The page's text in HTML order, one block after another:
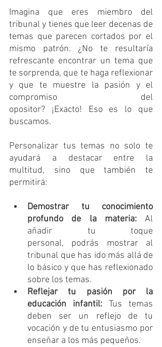
Imagina que eres miembro del
tribunal y tienes que leer decenas de
temas que parecen cortados por el
mismo patrón. ¿No te resultaría
refrescante encontrar un tema que
te sorprenda, que te haga reflexionar
y que te muestre la pasión y el
compromiso del
opositor? ¡Exacto! Eso es lo que
buscamos.
Personalizar tus temas no solo te
ayudará a destacar entre la
multitud, sino que también te
permitirá:
Demostrar tu conocimiento
profundo de la materia: Al
añadir tu toque
personal, podrás mostrar al
tribunal que has ido más allá de
lo básico y que has reflexionado
sobre los temas.
Reflejar tu pasión por la
educación infantil: Tus temas
deben ser un reflejo de tu
vocación y de tu entusiasmo por
enseñar a los más pequeños.